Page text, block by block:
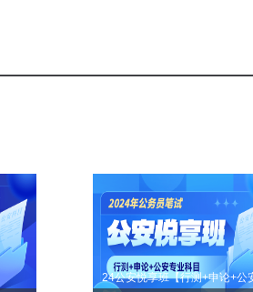
24公安悦享班【行测+申论+公